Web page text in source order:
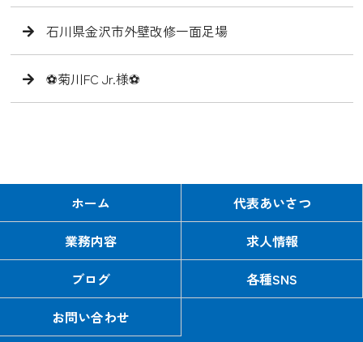
石川県金沢市外壁改修一面足場
⚽️菊川FC Jr.様⚽️
ホーム
代表あいさつ
業務内容
求人情報
ブログ
各種SNS
お問い合わせ